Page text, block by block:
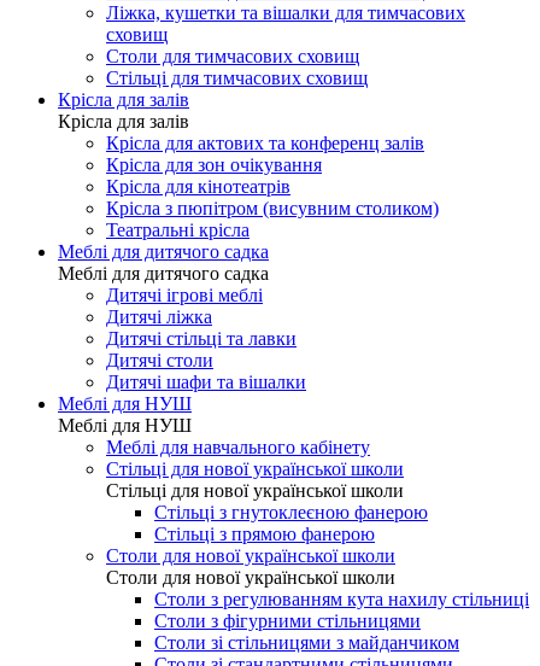
Ліжка, кушетки та вішалки для тимчасових
сховищ
Столи для тимчасових сховищ
Стільці для тимчасових сховищ
Крісла для залів
Крісла для залів
Крісла для актових та конференц залів
Крісла для зон очікування
Крісла для кінотеатрів
Крісла з пюпітром (висувним столиком)
Театральні крісла
Меблі для дитячого садка
Меблі для дитячого садка
Дитячі ігрові меблі
Дитячі ліжка
Дитячі стільці та лавки
Дитячі столи
Дитячі шафи та вішалки
Меблі для НУШ
Меблі для НУШ
Меблі для навчального кабінету
Стільці для нової української школи
Стільці для нової української школи
Стільці з гнутоклеєною фанерою
Стільці з прямою фанерою
Столи для нової української школи
Столи для нової української школи
Столи з регулюванням кута нахилу стільниці
Столи з фігурними стільницями
Столи зі стільницями з майданчиком